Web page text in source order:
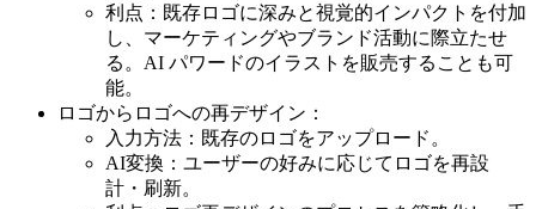
利点：既存ロゴに深みと視覚的インパクトを付加
し、マーケティングやブランド活動に際立たせ
る。AI パワードのイラストを販売することも可
能。
ロゴからロゴへの再デザイン：
入力方法：既存のロゴをアップロード。
AI変換：ユーザーの好みに応じてロゴを再設
計・刷新。